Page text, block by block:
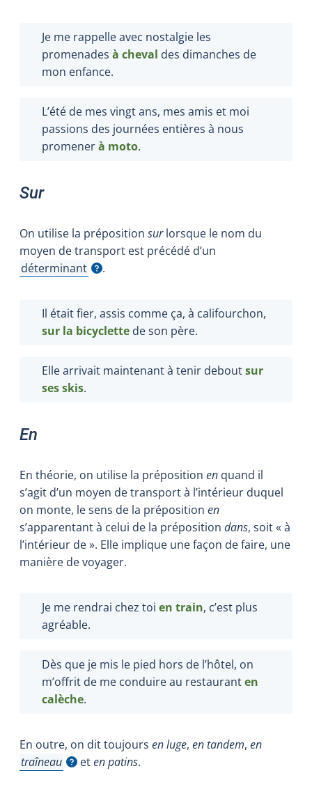
Je me rappelle avec nostalgie les
promenades à cheval des dimanches de
mon enfance.
L’été de mes vingt ans, mes amis et moi
passions des journées entières à nous
promenerà moto.
Sur
On utilise la préposition surlorsque le nom du
moyen de transport est précédé d’un
déterminant
Afficher l'infobulle
.
Il était fier, assis comme ça, à califourchon,
sur la bicyclette de son père.
Elle arrivait maintenant à tenir deboutsur
ses skis.
En
En théorie, on utilise la préposition en quand il
s’agit d’un moyen de transport à l’intérieur duquel
on monte, le sens de la préposition en
s’apparentant à celui de la préposition dans, soit « à
l’intérieur de ». Elle implique une façon de faire, une
manière de voyager.
Je me rendrai chez toi en train, c’est plus
agréable.
Dès que je mis le pied hors de l’hôtel, on
m’offrit de me conduire au restauranten
calèche.
En outre, on dit toujours en luge, en tandem, en
traîneau
Afficher l'infobulle
eten patins.